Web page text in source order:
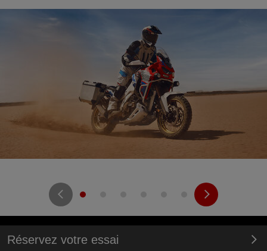
Réservez votre essai